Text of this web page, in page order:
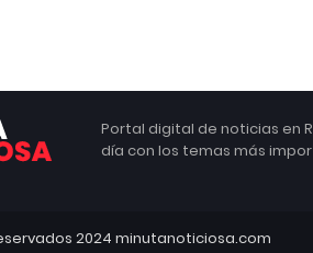
Portal digital de noticias en
día con los temas más
2024 minutanoticiosa.com